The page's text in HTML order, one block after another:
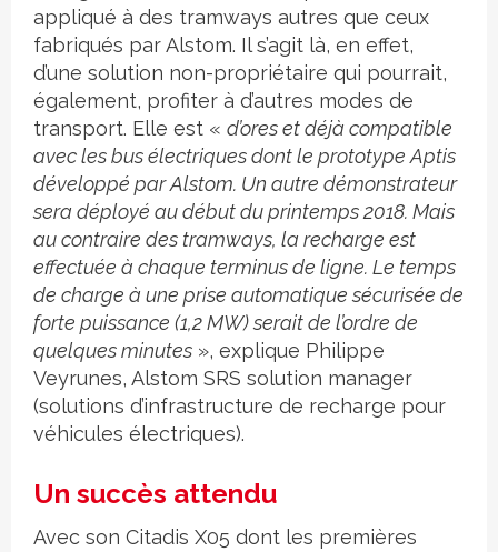
appliqué à des tramways autres que ceux
fabriqués par Alstom. Il s’agit là, en effet,
d’une solution non-propriétaire qui pourrait,
également, profiter à d’autres modes de
transport. Elle est « d’ores et déjà compatible
avec les bus électriques dont le prototype Aptis
développé par Alstom. Un autre démonstrateur
sera déployé au début du printemps 2018. Mais
au contraire des tramways, la recharge est
effectuée à chaque terminus de ligne. Le temps
de charge à une prise automatique sécurisée de
forte puissance (1,2 MW) serait de l’ordre de
quelques minutes », explique Philippe
Veyrunes, Alstom SRS solution manager
(solutions d’infrastructure de recharge pour
véhicules électriques).
Un succès attendu
Avec son Citadis X05 dont les premières